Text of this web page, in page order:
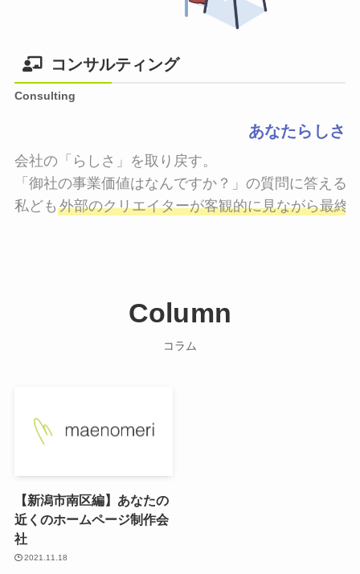
コンサルティング
Consulting
あなたらしさ
会社の「らしさ」を取り戻す。
「御社の事業価値はなんですか？」の質問に答える
私ども 外部のクリエイターが客観的に見ながら最終
Column
コラム
【新潟市南区編】あなたの
近くのホームページ制作会
社
2021.11.18